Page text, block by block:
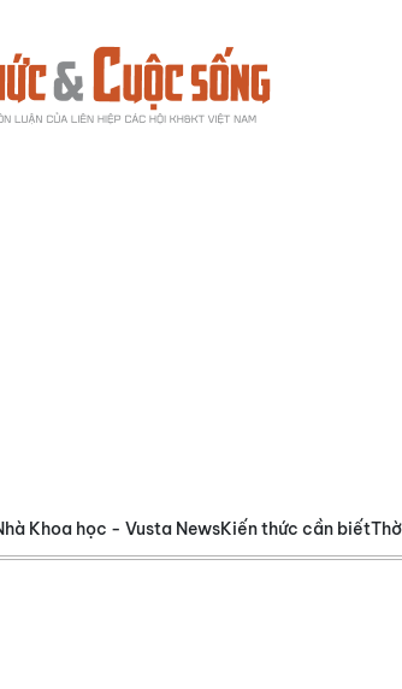
Khoa học - Vusta NewsKiến thức cần biết